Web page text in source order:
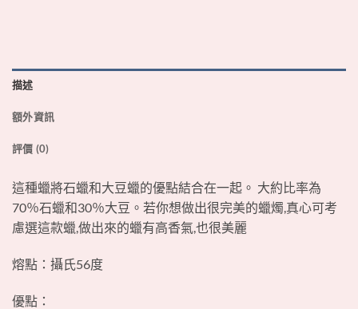
描述
額外資訊
評價 (0)
這種蠟將石蠟和大豆蠟的優點結合在一起。 大約比率為
70％石蠟和30％大豆。若你想做出很完美的蠟燭,真心可考
慮選這款蠟,做出來的蠟有高香氣,也很美麗
熔點：攝氏56度
優點：